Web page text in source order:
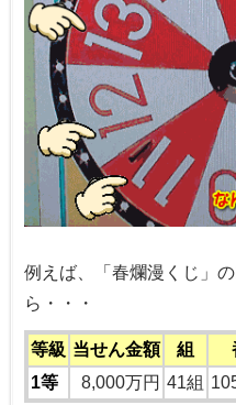
例えば、「春爛漫くじ」
ら・・・
等級 当せん金額 組
1等
8,000万円 41組